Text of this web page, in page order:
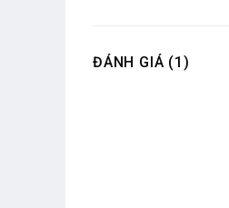
ĐÁNH GIÁ (1)